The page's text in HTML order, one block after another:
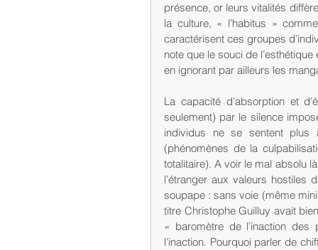
présence, or leurs vitalités
la culture, « l’habitus »
caractérisent ces groupes
note que le souci de
en ignorant par ailleurs les
La capacité d’absorption et
seulement) par le silence
individus ne se sentent plus
(phénomènes de la
totalitaire). A voir le mal absolu
l’étranger aux valeurs
soupape : sans voie (même
titre Christophe Guilluy avait
« baromètre de l’inaction
l’inaction. Pourquoi parler de